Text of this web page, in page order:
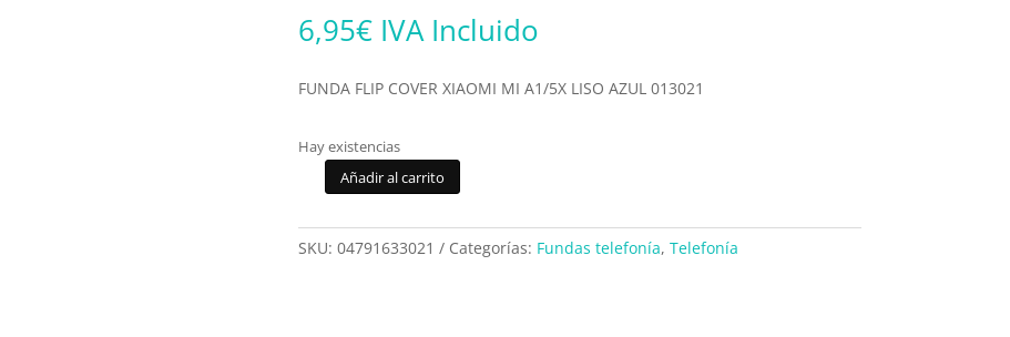
6,95€ IVA Incluido
FUNDA FLIP COVER XIAOMI MI A1/5X LISO AZUL 013021
Hay existencias
Funda
cover
Añadir al carrito
SKU: 04791633021 Categorías: Fundas telefonía, Telefonía